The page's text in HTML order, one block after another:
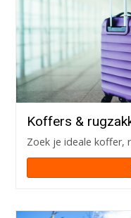
Koffers &
Zoek je ideale koffer,